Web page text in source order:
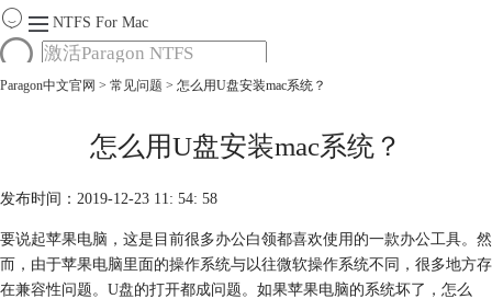
NTFS For Mac
首页
购买
Paragon中文官网 > 常见问题 > 怎么用U盘安装mac系统？
怎么用U盘安装mac系统？
发布时间：2019-12-23 11: 54: 58
要说起苹果电脑，这是目前很多办公白领都喜欢使用的一款办公工具。然
而，由于苹果电脑里面的操作系统与以往微软操作系统不同，很多地方存
在兼容性问题。U盘的打开都成问题。如果苹果电脑的系统坏了，怎么